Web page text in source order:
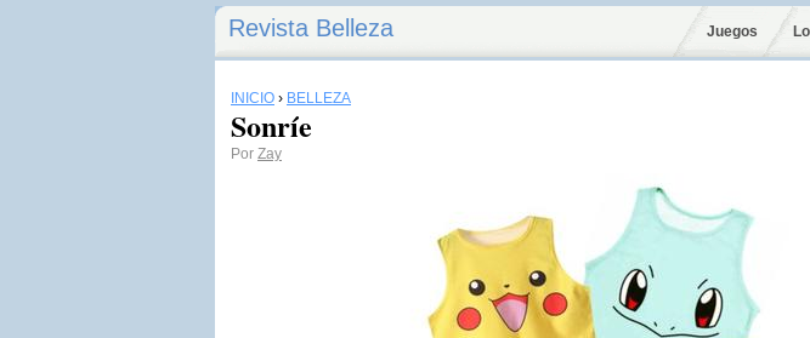
Revista Belleza Juegos
INICIO › BELLEZA
Sonríe
Por Zay